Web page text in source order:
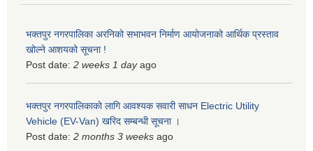
भक्तपुर नगरपालिका अरनिको सभाभवन निर्माण आयोजनाको आर्थिक प्रस्ताव
खोल्ने आशयको सूचना !
Post date: 2 weeks 1 dayago
भक्तपुर नगरपालिकाकाे लागि आवश्यक सवारी साधन Electric Utility
Vehicle (EV-Van) खरिद सम्बन्धी सूचना ।
Post date: 2 months 3 weeks ago